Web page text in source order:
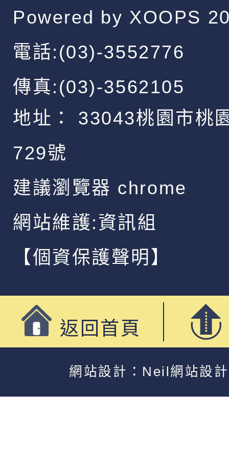
Powered by XOOPS
電話:(03)-3552776
傳真:(03)-3562105
地址：
33043桃園市桃
729號
建議瀏覽器 chrome
網站維護:資訊組
【個資保護聲明】
返回首頁
網站設計：Neil網站設